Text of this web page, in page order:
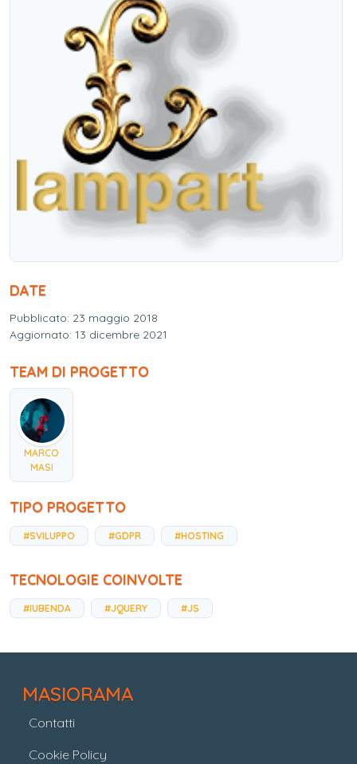
DATE
Pubblicato: 23 maggio 2018
Aggiornato: 13 dicembre 2021
TEAM DI PROGETTO
MARCO
MASI
TIPO PROGETTO
#SVILUPPO #GDPR #HOSTING
TECNOLOGIE COINVOLTE
#IUBENDA #JQUERY #JS
MASIORAMA
Contatti
Cookie Policy